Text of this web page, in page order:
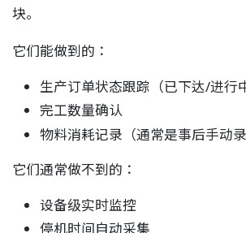
块。
它们能做到的：
生产订单状态跟踪（已下达/进行
完工数量确认
物料消耗记录（通常是事后手动录
它们通常做不到的：
设备级实时监控
停机时间自动采集